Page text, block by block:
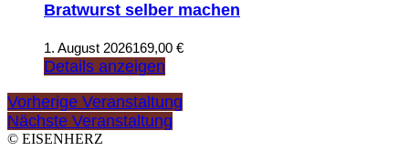
Bratwurst selber machen
1. August 2026169,00 €
Details anzeigen
Vorherige Veranstaltung
Nächste Veranstaltung
© EISENHERZ